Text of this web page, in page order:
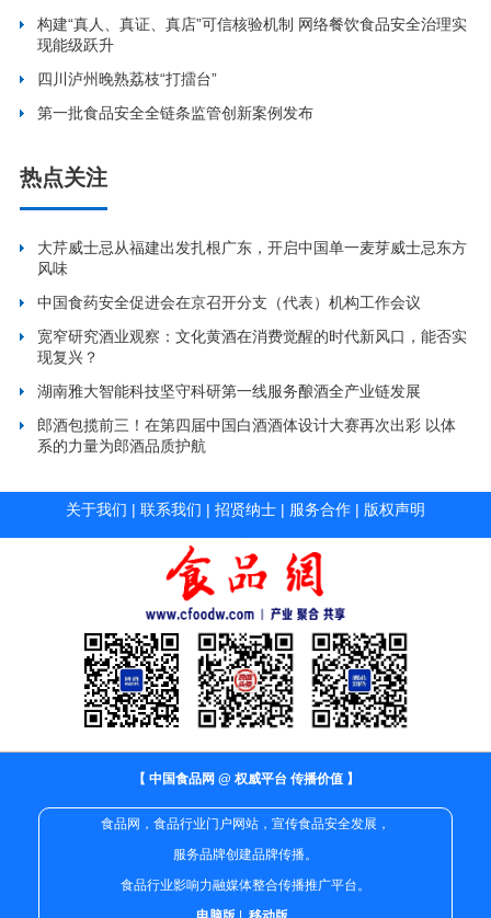
构建“真人、真证、真店”可信核验机制 网络餐饮食品安全治理实
现能级跃升
四川泸州晚熟荔枝“打擂台”
第一批食品安全全链条监管创新案例发布
热点关注
大芹威士忌从福建出发扎根广东，开启中国单一麦芽威士忌东方
风味
中国食药安全促进会在京召开分支（代表）机构工作会议
宽窄研究酒业观察：文化黄酒在消费觉醒的时代新风口，能否实
现复兴？
湖南雅大智能科技坚守科研第一线服务酿酒全产业链发展
郎酒包揽前三！在第四届中国白酒酒体设计大赛再次出彩 以体
系的力量为郎酒品质护航
关于我们 | 联系我们 | 招贤纳士 | 服务合作 | 版权声明
【 中国食品网 @ 权威平台 传播价值 】
食品网，食品行业门户网站，宣传食品安全发展，
服务品牌创建品牌传播。
食品行业影响力融媒体整合传播推广平台。